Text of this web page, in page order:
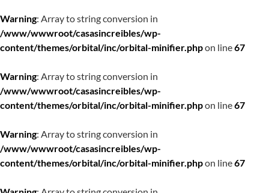
Warning: Array to string conversion in
/www/wwwroot/casasincreibles/wp-
content/themes/orbital/inc/orbital-minifier.phpon line67
Warning: Array to string conversion in
/www/wwwroot/casasincreibles/wp-
content/themes/orbital/inc/orbital-minifier.phpon line67
Warning: Array to string conversion in
/www/wwwroot/casasincreibles/wp-
content/themes/orbital/inc/orbital-minifier.phpon line67